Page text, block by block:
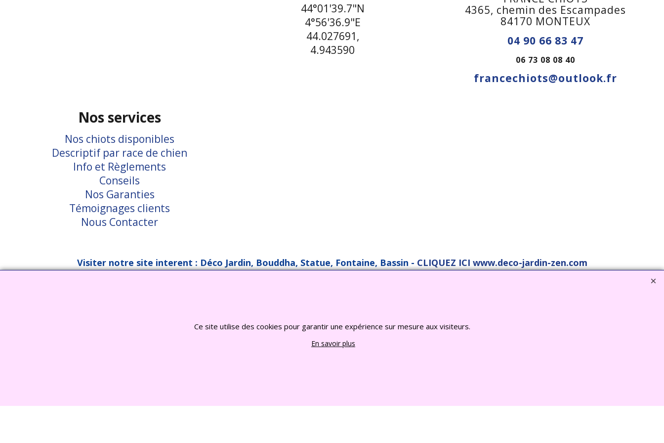
Nos services
Nos chiots disponibles
Descriptif par race de chien
Info et Règlements
Conseils
Nos Garanties
Témoignages clients
Nous Contacter
44°01'39.7"N
4°56'36.9"E
44.027691,
4.943590
4365, chemin des Escampades
84170 MONTEUX
04 90 66 83 47
06 73 08 08 40
francechiots@outlook.fr
Visiter notre site interent : Déco Jardin, Bouddha, Statue, Fontaine, Bassin - CLIQUEZ ICI www.deco-jardin-zen.com
Ce site utilise des cookies pour garantir une expérience sur mesure aux visiteurs.
En savoir plus